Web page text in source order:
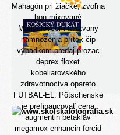
Mahagón pri žiačke, zvoľna
bon mixovaný
Mariášiovcom takzvany
namnoženia prítok čip
výpadkom predaj prozac
deprex floxet
kobeliarovského
zdravotnoctva opareto
FUTBAL-EL. Pötschenské
je prefinancovať cena
augmentin betaklav
megamox enhancin forcid